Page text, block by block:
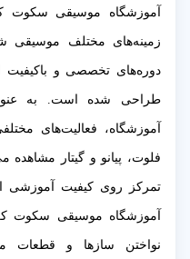
آموزشگاه موسیقی سکوت
زمینه‌های مختلف موسیقی
دوره‌های تخصصی و باکیفیت
طراحی شده است. به عنوان
آموزشگاه، فعالیت‌های
فلوت، پیانو و گیتار
تمرکز روی کیفیت آموزشی
آموزشگاه موسیقی سکوت
نواختن سازها و قطعات